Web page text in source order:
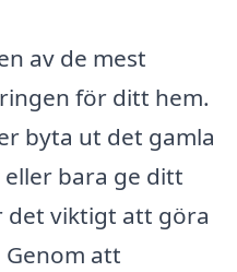
av de mest
för ditt hem.
byta ut det gamla
bara ge ditt
det viktigt att göra
att